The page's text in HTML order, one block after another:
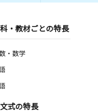
・教材ごとの特長
・数学
式の特長